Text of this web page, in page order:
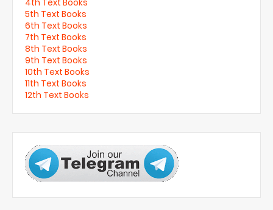
5th Text Books
6th Text Books
7th Text Books
8th Text Books
9th Text Books
10th Text Books
11th Text Books
12th Text Books